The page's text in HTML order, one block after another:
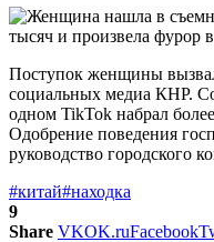
Поступок женщины
социальных медиа КНР.
одном TikTok набрал
Одобрение поведения
руководство городского
#китай#находка
9
Share VKOK.ruFacebook